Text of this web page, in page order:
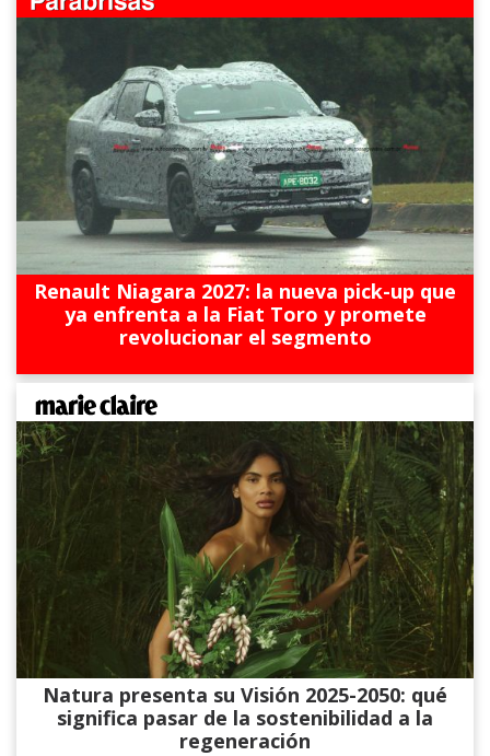
Renault Niagara 2027: la nueva pick-up que
ya enfrenta a la Fiat Toro y promete
revolucionar el segmento
Natura presenta su Visión 2025-2050: qué
significa pasar de la sostenibilidad a la
regeneración